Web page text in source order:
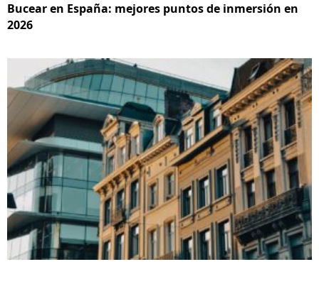
Bucear en España: mejores puntos de inmersión en
2026